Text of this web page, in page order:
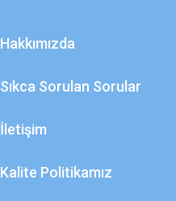
Hakkımızda
Sıkca Sorulan Sorular
İletişim
Kalite Politikamız